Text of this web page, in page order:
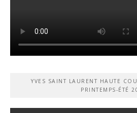
YVES SAINT LAURENT HAUTE
PRINTEMPS-ÉTÉ